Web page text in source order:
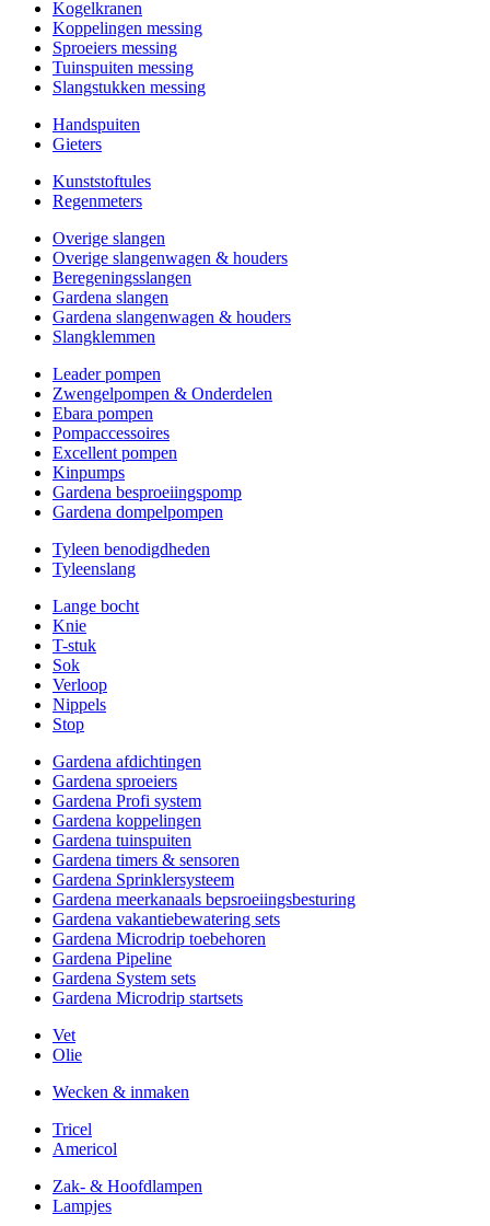
Kogelkranen
Koppelingen messing
Sproeiers messing
Tuinspuiten messing
Slangstukken messing
Handspuiten
Gieters
Kunststoftules
Regenmeters
Overige slangen
Overige slangenwagen & houders
Beregeningsslangen
Gardena slangen
Gardena slangenwagen & houders
Slangklemmen
Leader pompen
Zwengelpompen & Onderdelen
Ebara pompen
Pompaccessoires
Excellent pompen
Kinpumps
Gardena besproeiingspomp
Gardena dompelpompen
Tyleen benodigdheden
Tyleenslang
Lange bocht
Knie
T-stuk
Sok
Verloop
Nippels
Stop
Gardena afdichtingen
Gardena sproeiers
Gardena Profi system
Gardena koppelingen
Gardena tuinspuiten
Gardena timers & sensoren
Gardena Sprinklersysteem
Gardena meerkanaals bepsroeiingsbesturing
Gardena vakantiebewatering sets
Gardena Microdrip toebehoren
Gardena Pipeline
Gardena System sets
Gardena Microdrip startsets
Vet
Olie
Wecken & inmaken
Tricel
Americol
Zak- & Hoofdlampen
Lampjes